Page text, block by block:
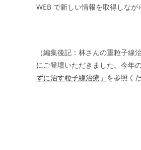
WEB で新しい情報を取得しなが
（編集後記：林さんの重粒子
にご登壇いただきました。今
ずに治す粒子線治療」 を参照く